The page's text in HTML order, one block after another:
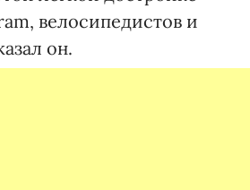
велосипедистов и
он.